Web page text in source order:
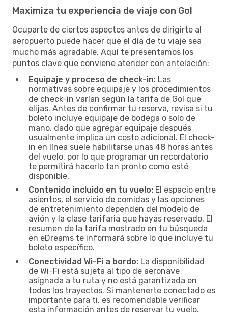
Maximiza tu experiencia de viaje con Gol
Ocuparte de ciertos aspectos antes de dirigirte al
aeropuerto puede hacer que el día de tu viaje sea
mucho más agradable. Aquí te presentamos los
puntos clave que conviene atender con antelación:
Equipaje y proceso de check-in: Las
normativas sobre equipaje y los procedimientos
de check-in varían según la tarifa de Gol que
elijas. Antes de confirmar tu reserva, revisa si tu
boleto incluye equipaje de bodega o solo de
mano, dado que agregar equipaje después
usualmente implica un costo adicional. El check-
in en línea suele habilitarse unas 48 horas antes
del vuelo, por lo que programar un recordatorio
te permitirá hacerlo tan pronto como esté
disponible.
Contenido incluido en tu vuelo: El espacio entre
asientos, el servicio de comidas y las opciones
de entretenimiento dependen del modelo de
avión y la clase tarifaria que hayas reservado. El
resumen de la tarifa mostrado en tu búsqueda
en eDreams te informará sobre lo que incluye tu
boleto específico.
Conectividad Wi-Fi a bordo: La disponibilidad
de Wi-Fi está sujeta al tipo de aeronave
asignada a tu ruta y no está garantizada en
todos los trayectos. Si mantenerte conectado es
importante para ti, es recomendable verificar
esta información antes de reservar tu vuelo.